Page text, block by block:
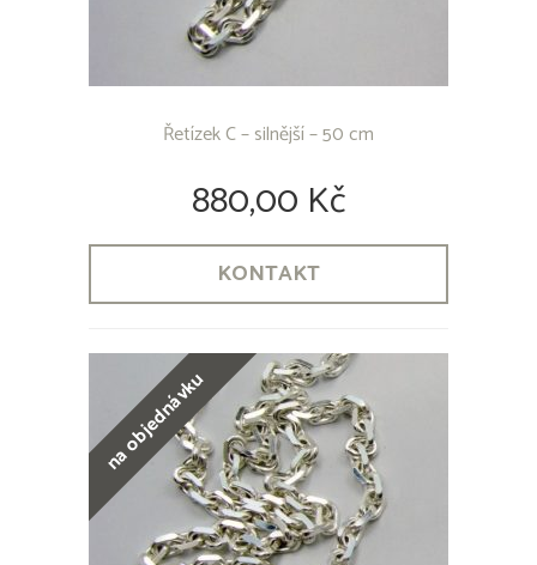
Řetízek C – silnější – 50 cm
880,00 Kč
KONTAKT
na objednávku